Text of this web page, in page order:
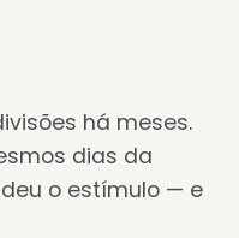
há meses.
dias da
o estímulo — e